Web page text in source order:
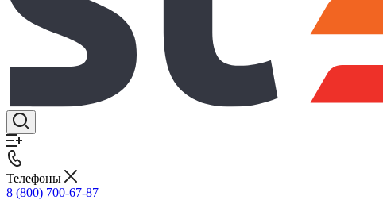
Телефоны
8 (800) 700-67-87